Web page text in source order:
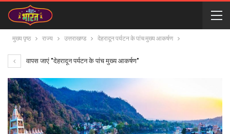
मुख्य पृष्ठ राज्य उत्तराखण्ड देहरादून पर्यटन के पांच मुख्य आकर्षण
वापस जाएं "देहरादून पर्यटन के पांच मुख्य आकर्षण"